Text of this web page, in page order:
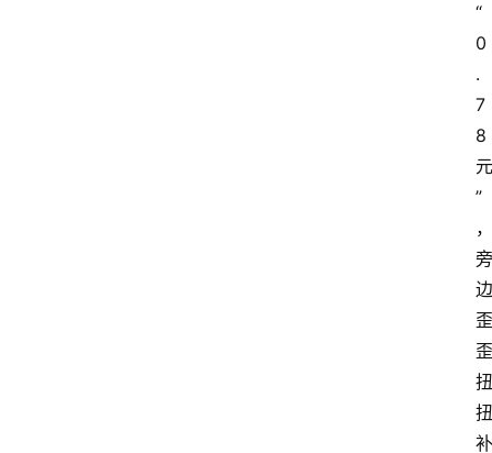
“
0
.
7
8
元
”
，
旁
边
歪
歪
扭
扭
补